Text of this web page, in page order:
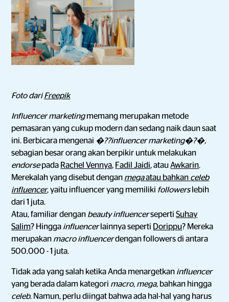
Foto dariFreepik
Influencer marketingmemang merupakan metode
pemasaran yang cukup modern dan sedang naik daun saat
ini. Berbicara mengenai �??influencer marketing�?�,
sebagian besar orang akan berpikir untuk melakukan
endorsepada Rachel Vennya, Fadil Jaidi, atauAwkarin.
Merekalah yang disebut dengan megaatau bahkan celeb
influencer, yaitu influencer yang memiliki followers lebih
dari 1 juta.
Atau, familiar dengan beauty influencersepertiSuhay
Salim? Hingga influencer lainnya seperti Dorippu? Mereka
merupakan macro influencerdengan followers di antara
500.000 - 1 juta.
Tidak ada yang salah ketika Anda menargetkan influencer
yang berada dalam kategori macro, mega, bahkan hingga
celeb. Namun, perlu diingat bahwa ada hal-hal yang harus